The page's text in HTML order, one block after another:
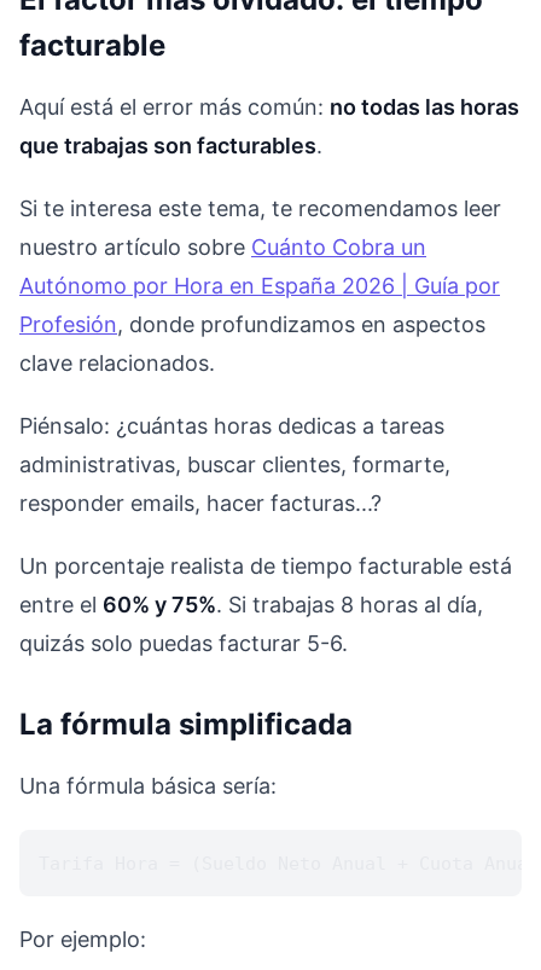
facturable
Aquí está el error más común: no todas las horas
que trabajas son facturables.
Si te interesa este tema, te recomendamos leer
nuestro artículo sobre Cuánto Cobra un
Autónomo por Hora en España 2026 | Guía por
Profesión, donde profundizamos en aspectos
clave relacionados.
Piénsalo: ¿cuántas horas dedicas a tareas
administrativas, buscar clientes, formarte,
responder emails, hacer facturas...?
Un porcentaje realista de tiempo facturable está
entre el 60% y 75%. Si trabajas 8 horas al día,
quizás solo puedas facturar 5-6.
La fórmula simplificada
Una fórmula básica sería:
Por ejemplo: